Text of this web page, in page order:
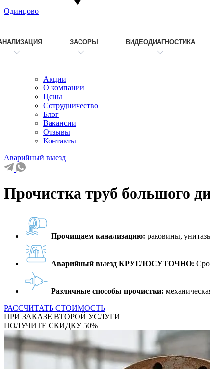
Одинцово
ЗАСОРЫ ВИДЕОДИАГНОСТИКА
Акции
О компании
Цены
Сотрудничество
Блог
Вакансии
Отзывы
Контакты
Аварийный выезд
Прочистка труб большого
Прочищаем канализацию: раковины,
Аварийный выезд КРУГЛОСУТОЧНО:
Различные способы прочистки:
РАССЧИТАТЬ СТОИМОСТЬ
ПРИ ЗАКАЗЕ ВТОРОЙ УСЛУГИ
ПОЛУЧИТЕ СКИДКУ 50%